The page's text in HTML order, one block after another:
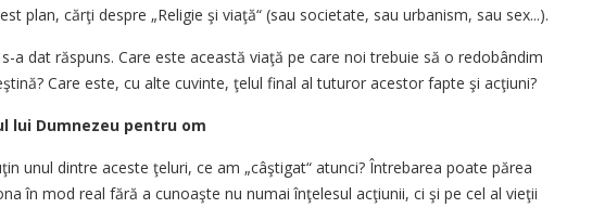
plan, cărţi despre „Religie şi viaţă“ (sau societate, sau urbanism, sau sex...).
a dat răspuns. Care este această viaţă pe care noi trebuie să o redobândim
Care este, cu alte cuvinte, ţelul final al tuturor acestor fapte şi acţiuni?
lui Dumnezeu pentru om
unul dintre aceste ţeluri, ce am „câştigat“ atunci? Întrebarea poate părea
în mod real fără a cunoaşte nu numai înţelesul acţiunii, ci şi pe cel al vieţii